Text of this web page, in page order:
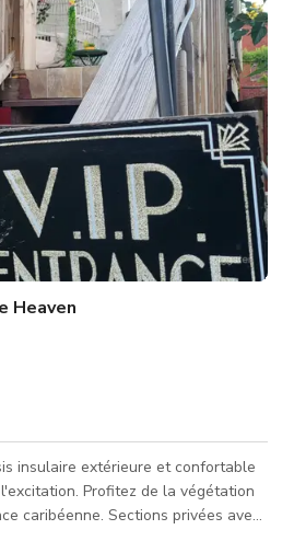
Renseignez-vous toujours
Heaven
insulaire extérieure et confortable
Profitez de la végétation
caribéenne. Sections privées avec